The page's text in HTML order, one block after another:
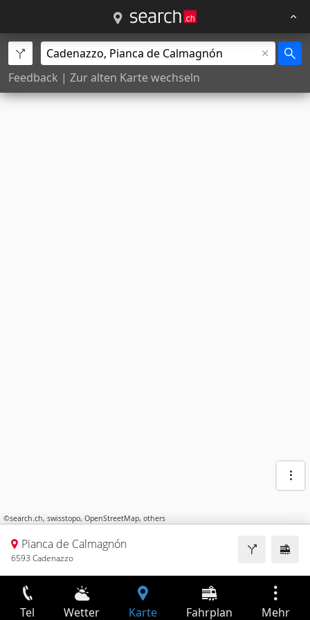
Feedback | Zur alten Karte wechseln
©search.ch, swisstopo, OpenStreetMap, others
Pianca de Calmagnón
6593 Cadenazzo
Tel Wetter Karte Fahrplan Mehr